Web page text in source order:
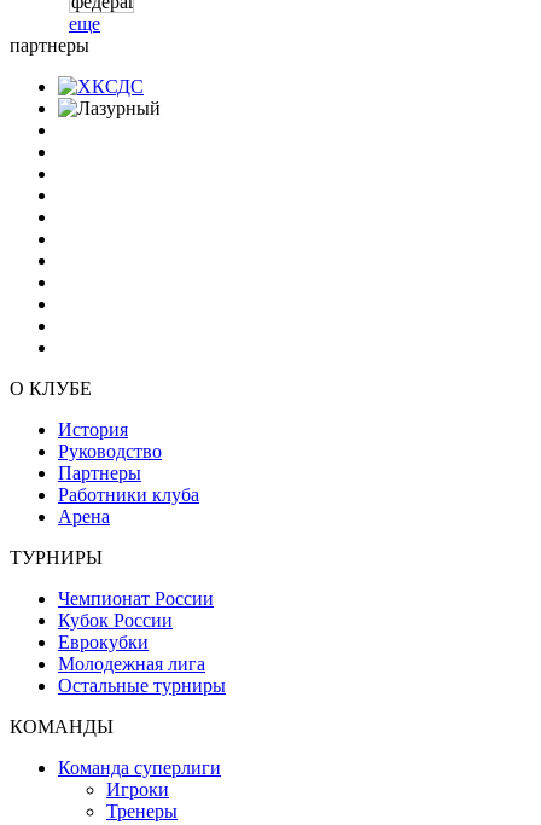
еще
партнеры
О КЛУБЕ
История
Руководство
Партнеры
Работники клуба
Арена
ТУРНИРЫ
Чемпионат России
Кубок России
Еврокубки
Молодежная лига
Остальные турниры
КОМАНДЫ
Команда суперлиги
Игроки
Тренеры